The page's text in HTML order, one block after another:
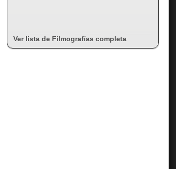
Ver lista de Filmografías completa